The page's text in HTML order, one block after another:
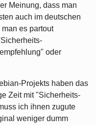
Meinung, dass man
auch im deutschen
es partout
oder
Projekts haben das
Zeit mit "Sicherheits-
ich ihnen zugute
weniger dumm